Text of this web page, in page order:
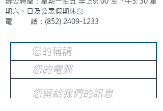
期六、日及公眾假期休息
電 話：(852) 2409-1233